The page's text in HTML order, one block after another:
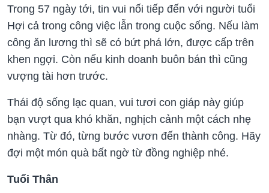
Trong 57 ngày tới, tin vui nối tiếp đến với người tuổi
Hợi cả trong công việc lẫn trong cuộc sống. Nếu làm
công ăn lương thì sẽ có bứt phá lớn, được cấp trên
khen ngợi. Còn nếu kinh doanh buôn bán thì cũng
vượng tài hơn trước.
Thái độ sống lạc quan, vui tươi con giáp này giúp
bạn vượt qua khó khăn, nghịch cảnh một cách nhẹ
nhàng. Từ đó, từng bước vươn đến thành công. Hãy
đợi một món quà bất ngờ từ đồng nghiệp nhé.
Tuổi Thân